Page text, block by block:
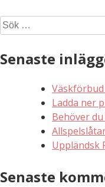
Sök
efter:
Senaste
Väskförbud
Ladda ner
Behöver
Uppländsk
Senaste